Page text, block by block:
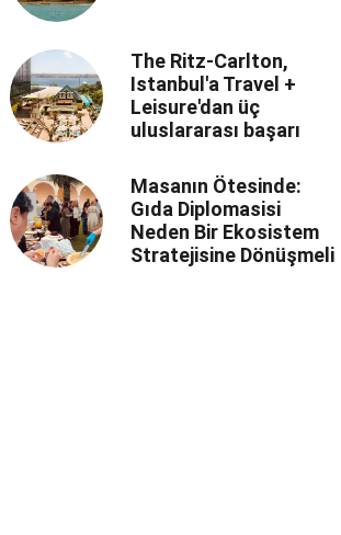
The Ritz-Carlton,
Istanbul'a Travel +
Leisure'dan üç
uluslararası başarı
Masanın Ötesinde:
Gıda Diplomasisi
Neden Bir Ekosistem
Stratejisine Dönüşmeli